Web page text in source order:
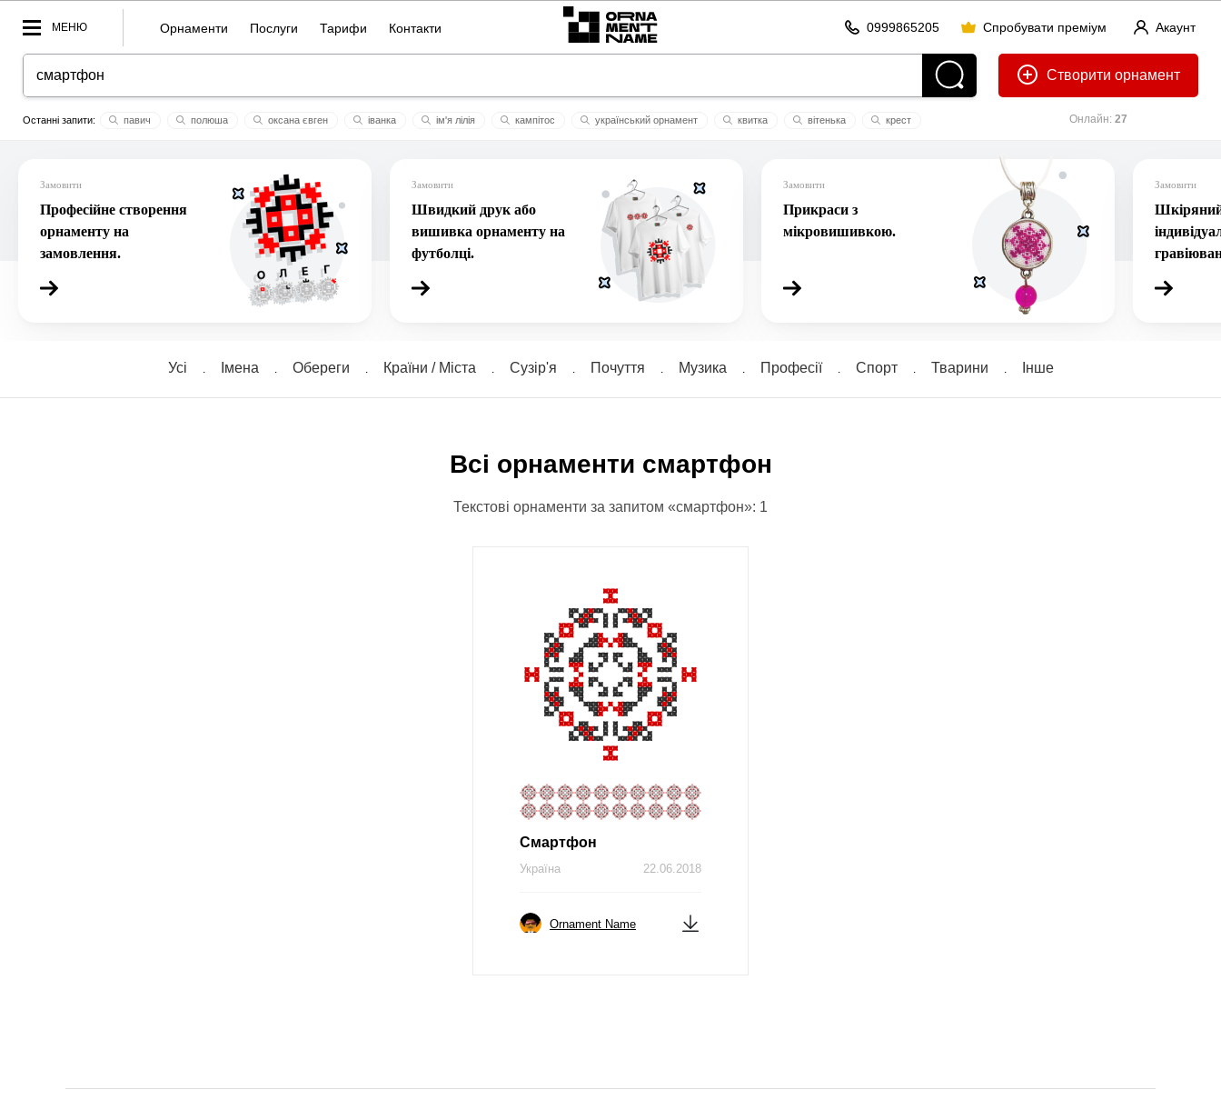
МЕНЮ Орнаменти Послуги Тарифи Контакти Акаунт
0999865205 Спробувати преміум
Створити
Онлайн: 27
павич полюша оксана євген iванка ім'я лілія кампітос український орнамент квитка вітенька
крест
Замовити
Професійне створення
орнаменту на
замовлення.
Замовити
Швидкий друк або
вишивка орнаменту на
футболці.
Замовити
Прикраси з
мікровишивкою.
Замовити
Шкіряний
Усі Імена Обереги Країни / Міста Сузiр'я Почуття Музика Професії Спорт Тварини Інше
Всі орнаменти смартфон
Текстові орнаменти за запитом «смартфон»: 1
Смартфон
22.06.2018
Україна
Ornament Name